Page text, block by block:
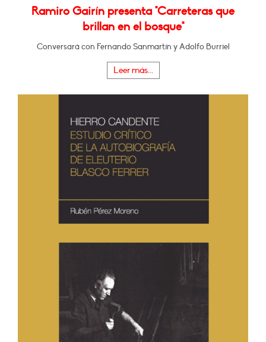
Ramiro Gairín presenta "Carreteras que
brillan en el bosque"
Conversará con Fernando Sanmartín y Adolfo Burriel
Leer más...